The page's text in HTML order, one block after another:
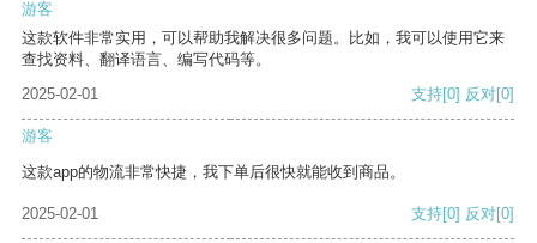
游客
这款软件非常实用，可以帮助我解决很多问题。比如，我可以使用它来
查找资料、翻译语言、编写代码等。
2025-02-01
支持[0] 反对[0]
游客
这款app的物流非常快捷，我下单后很快就能收到商品。
2025-02-01 支持[0] 反对[0]